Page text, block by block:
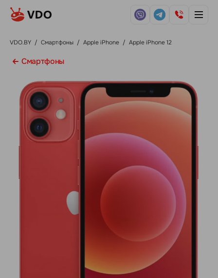
VDO.BY / Смартфоны / Apple iPhone / Apple iPhone 12
Смартфоны